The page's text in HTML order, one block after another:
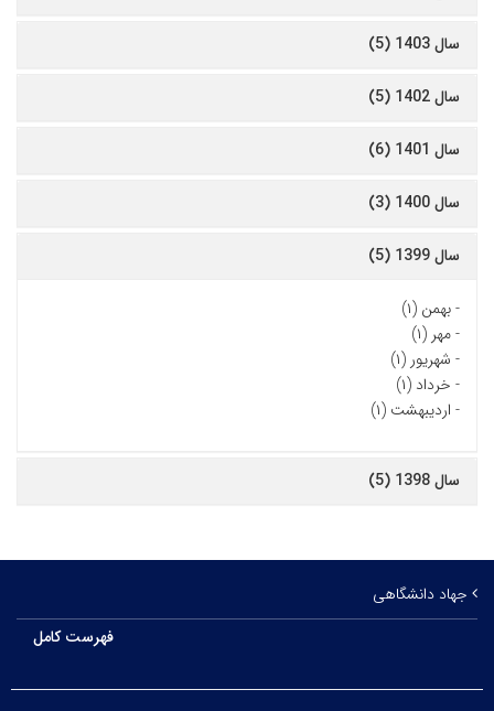
سال 1403 (5)
سال 1402 (5)
سال 1401 (6)
سال 1400 (3)
سال 1399 (5)
-بهمن (۱)
-مهر (۱)
- شهریور (۱)
- خرداد (۱)
- اردیبهشت (۱)
سال 1398 (5)
جهاد دانشگاهی
فهرست کامل